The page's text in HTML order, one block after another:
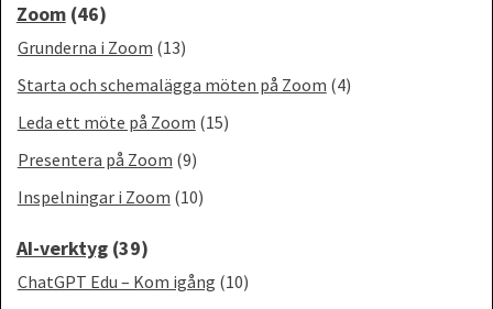
Zoom(46)
Grunderna i Zoom (13)
Starta och schemalägga möten på Zoom (4)
Leda ett möte på Zoom (15)
Presentera på Zoom (9)
Inspelningar i Zoom (10)
AI-verktyg(39)
ChatGPT Edu – Kom igång (10)